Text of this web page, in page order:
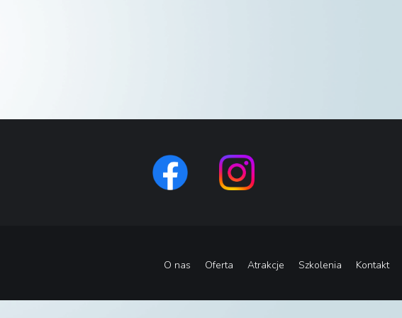
O nas Oferta Atrakcje Szkolenia Kontakt